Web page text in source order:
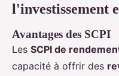
l'investissement
Avantages des SCPI
Les SCPI de
capacité à offrir des